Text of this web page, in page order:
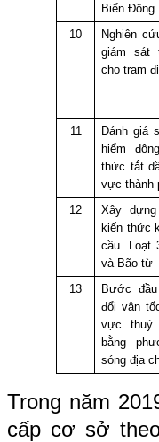
Biển Đông
10
Nghiên
giám sát
cho trạm
11
Đánh giá
hiểm
thức tắt
vực thành
12
Xây
kiến thức
cầu. Loạt
và Bão từ
13
Bước
đổi vận
vực thuỷ
bằng
sóng địa
Trong năm
cấp cơ sở